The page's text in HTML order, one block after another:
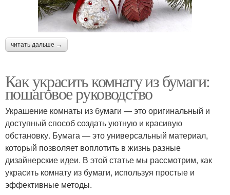
читать дальше →
Как украсить комнату из бумаги:
пошаговое руководство
Украшение комнаты из бумаги — это оригинальный и
доступный способ создать уютную и красивую
обстановку. Бумага — это универсальный материал,
который позволяет воплотить в жизнь разные
дизайнерские идеи. В этой статье мы рассмотрим, как
украсить комнату из бумаги, используя простые и
эффективные методы.